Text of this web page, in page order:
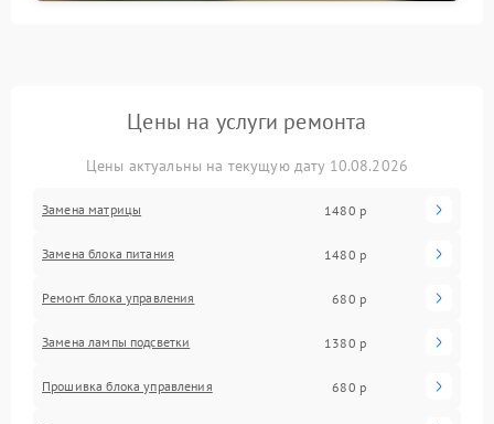
Цены на услуги ремонта
Цены актуальны на текущую дату 10.08.2026
Замена матрицы 1480 р
Замена блока питания 1480 р
Ремонт блока управления 680 р
Замена лампы подсветки 1380 р
Прошивка блока управления 680 р